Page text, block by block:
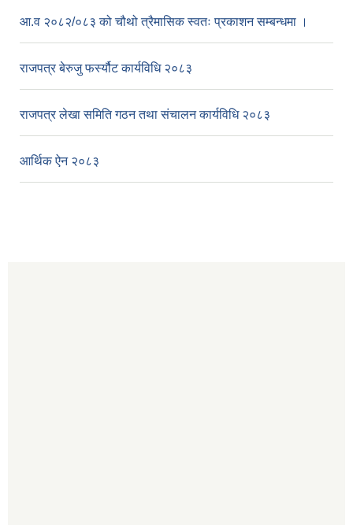
आ.व २०८२/०८३ को चौथो त्रैमासिक स्वतः प्रकाशन सम्बन्धमा ।
राजपत्र बेरुजु फर्स्यौट कार्यविधि २०८३
राजपत्र लेखा समिति गठन तथा संचालन कार्यविधि २०८३
आर्थिक ऐन २०८३